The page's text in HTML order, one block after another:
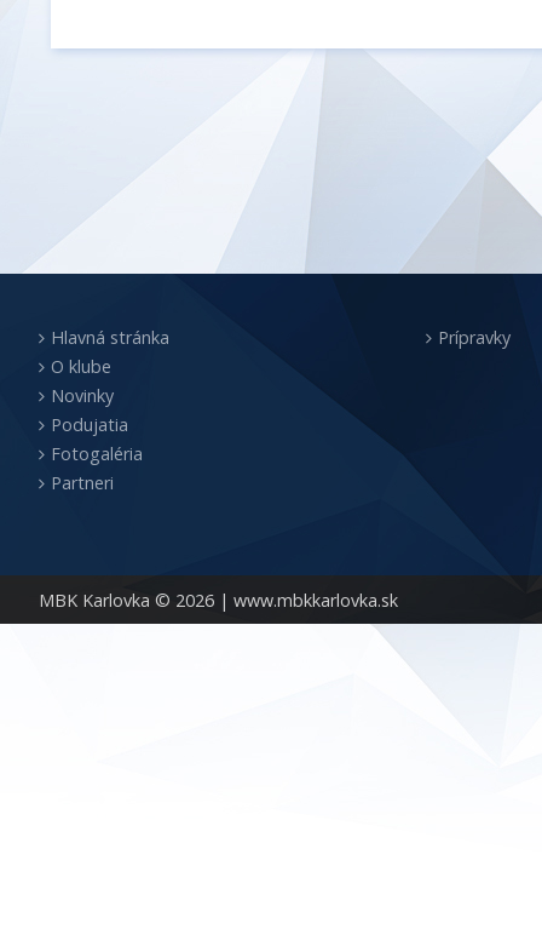
MBK Karlovka © 2026 | www.mbkkarlovka.sk
Hlavná stránka
O klube
Novinky
Podujatia
Fotogaléria
Partneri
Prípravky